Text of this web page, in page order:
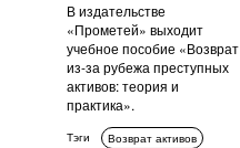
В издательстве
«Прометей» выходит
учебное пособие «Возврат
из-за рубежа преступных
активов: теория и
практика».
Тэги
Возврат активов